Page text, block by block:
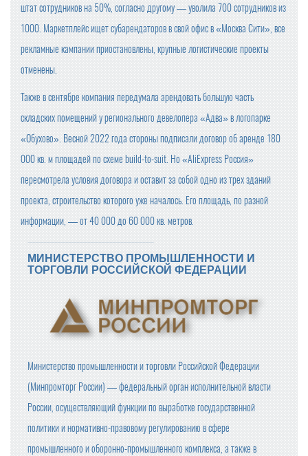
штат сотрудников на 50%, согласно другому — уволила 700 сотрудников из
1000. Маркетплейс ищет субарендаторов в свой офис в «Москва Сити», все
рекламные кампании приостановлены, крупные логистические проекты
отменены.
Также в сентябре компания передумала арендовать большую часть
складских помещений у регионального девелопера «Адва» в логопарке
«Обухово». Весной 2022 года стороны подписали договор об аренде 180
000 кв. м площадей по схеме build-to-suit. Но «AliExpress Россия»
пересмотрела условия договора и оставит за собой одно из трех зданий
проекта, строительство которого уже началось. Его площадь, по разной
информации, — от 40 000 до 60 000 кв. метров.
МИНИСТЕРСТВО ПРОМЫШЛЕННОСТИ И
ТОРГОВЛИ РОССИЙСКОЙ ФЕДЕРАЦИИ
Министерство промышленности и торговли Российской Федерации
(Минпромторг России) — федеральный орган исполнительной власти
России, осуществляющий функции по выработке государственной
политики и нормативно-правовому регулированию в сфере
промышленного и оборонно-промышленного комплекса, а также в